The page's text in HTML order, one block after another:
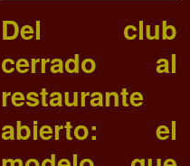
Del club
cerrado al
restaurante
abierto: el